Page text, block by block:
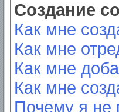
Создание
Как мне
Как мне
Как мне
Как мне
Почему я не